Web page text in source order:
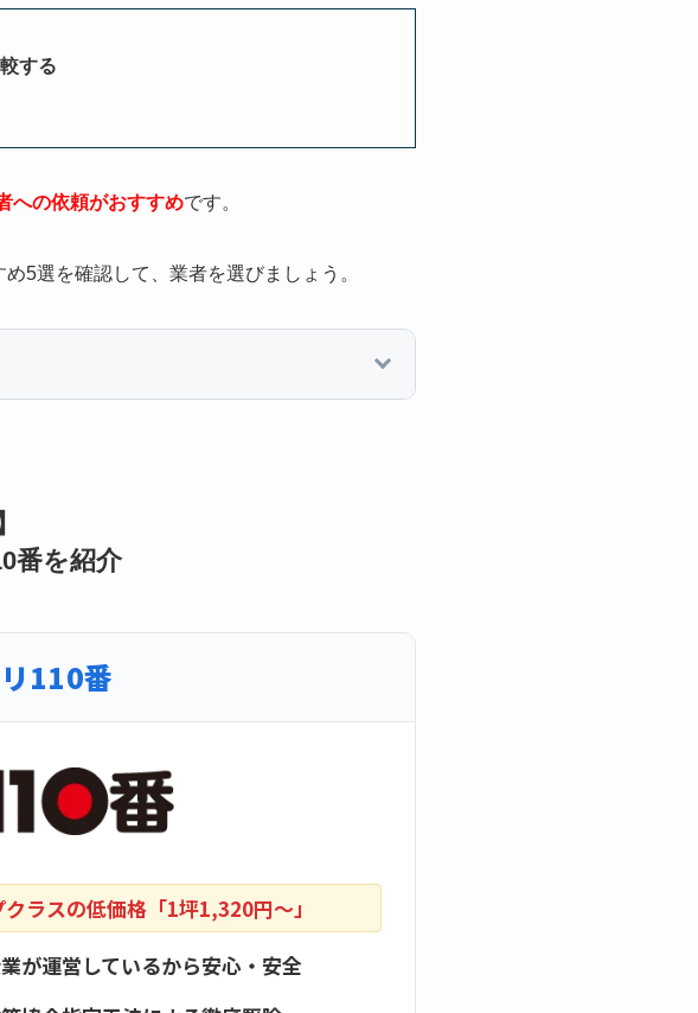
する
への依頼がおすすめです。
5選を確認して、業者を選びましょう。
番を紹介
110番
ラスの低価格「1坪1,320円〜」
が運営しているから安心・安全